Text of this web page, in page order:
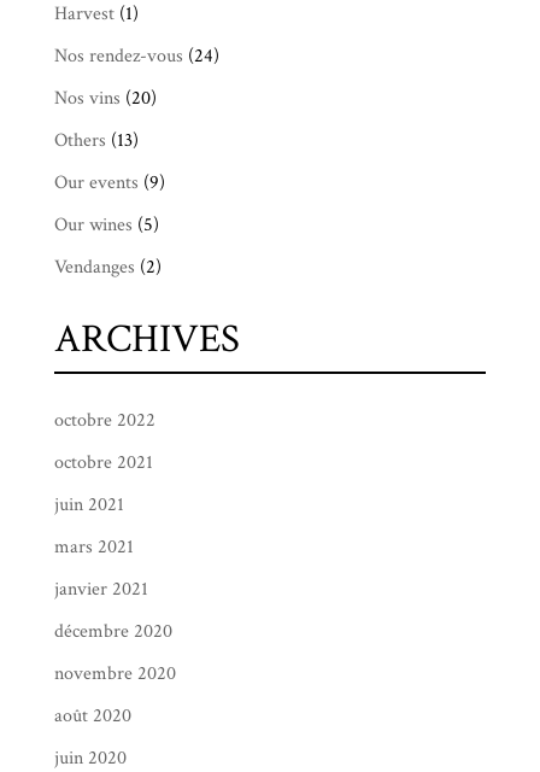
Harvest(1)
Nos rendez-vous (24)
Nos vins (20)
Others (13)
Our events (9)
Our wines (5)
Vendanges (2)
ARCHIVES
octobre 2022
octobre 2021
juin 2021
mars 2021
janvier 2021
décembre 2020
novembre 2020
août 2020
juin 2020